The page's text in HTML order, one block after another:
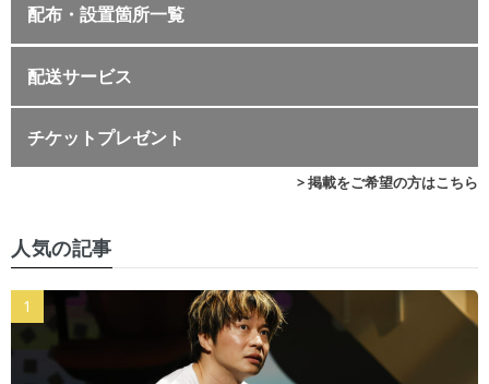
配布・設置箇所一覧
配送サービス
チケットプレゼント
> 掲載をご希望の方はこちら
人気の記事